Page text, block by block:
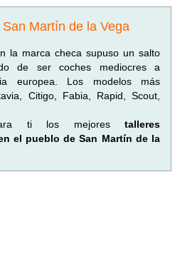
Martín de la Vega
la marca checa supuso un salto
de ser coches mediocres a
europea. Los modelos más
Citigo, Fabia, Rapid, Scout,
para ti los mejores talleres
el pueblo de San Martín de la